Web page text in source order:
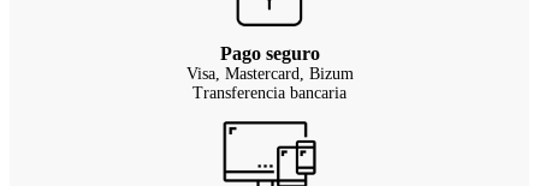
Pago seguro
Visa, Mastercard, Bizum
Transferencia bancaria